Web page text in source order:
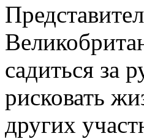
садиться за
рисковать
других